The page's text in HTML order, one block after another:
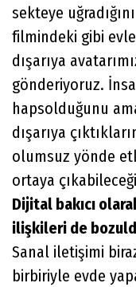
sekteye
filmindeki gibi
dışarıya
gönderiyoruz.
hapsolduğunu
dışarıya
olumsuz yönde
ortaya
Dijital bakıcı
ilişkileri de
Sanal iletişimi
birbiriyle evde